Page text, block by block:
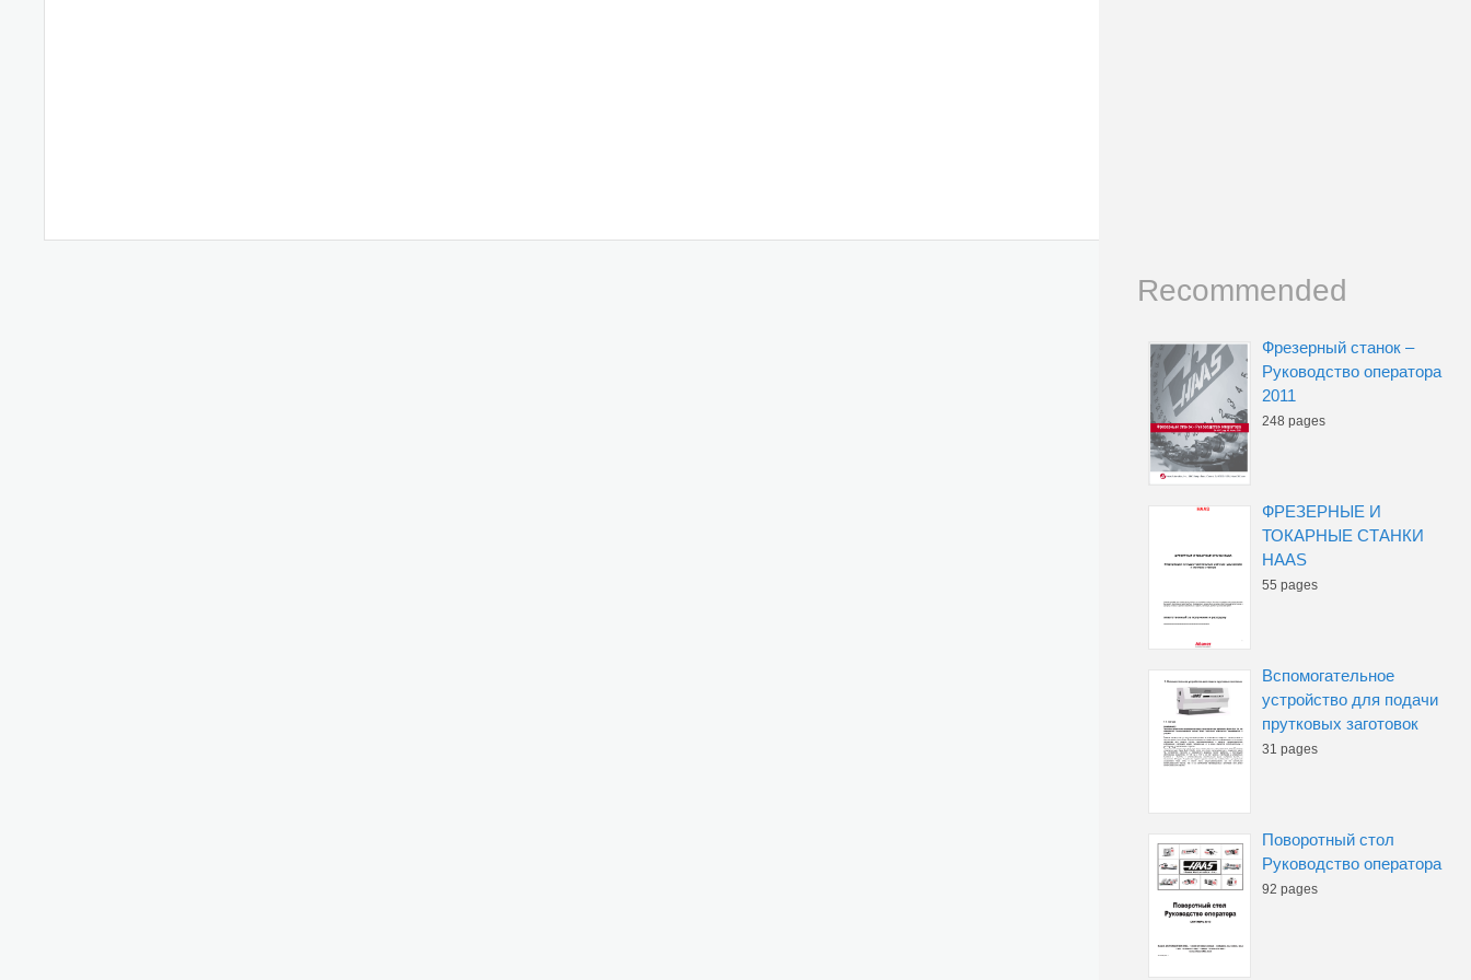
Recommended
Фрезерный станок –
Руководство оператора
2011
248 pages
ФРЕЗЕРНЫЕ И
ТОКАРНЫЕ СТАНКИ
HAAS
55 pages
Вспомогательное
устройство для подачи
прутковых заготовок
31 pages
Поворотный стол
Руководство оператора
92 pages